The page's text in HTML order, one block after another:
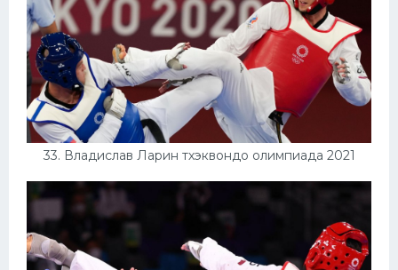
33. Владислав Ларин тхэквондо олимпиада 2021